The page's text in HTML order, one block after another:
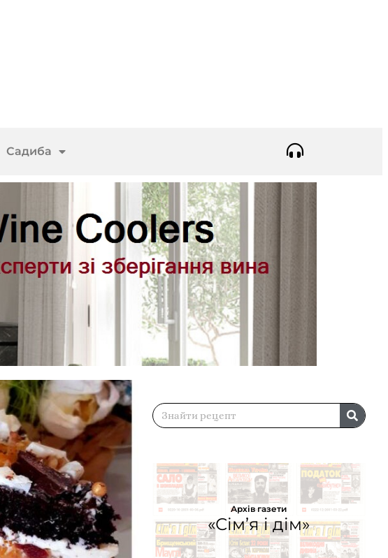
Садиба
Архів газети
«Сім’я і дім»